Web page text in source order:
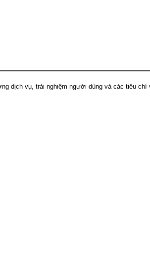
dịch vụ, trải nghiệm người dùng và các tiêu